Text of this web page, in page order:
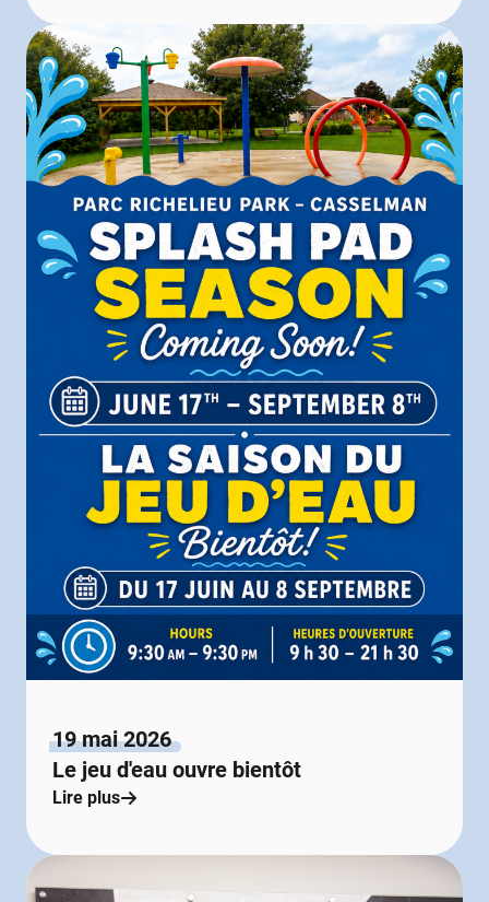
19 mai 2026
Le jeu d'eau ouvre bientôt
Lire plus